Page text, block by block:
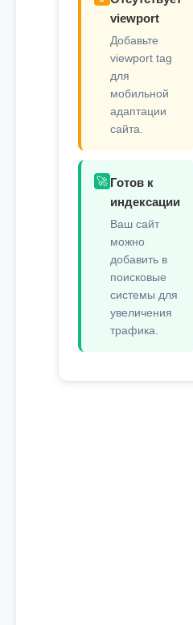
viewport
Добавьте
viewport tag
для
мобильной
адаптации
сайта.
🚀 Готов к
индексации
Ваш сайт
можно
добавить в
поисковые
системы для
увеличения
трафика.